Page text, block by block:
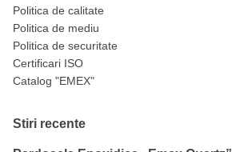
Politica de calitate
Politica de mediu
Politica de securitate
Certificari ISO
Catalog "EMEX"
Stiri recente